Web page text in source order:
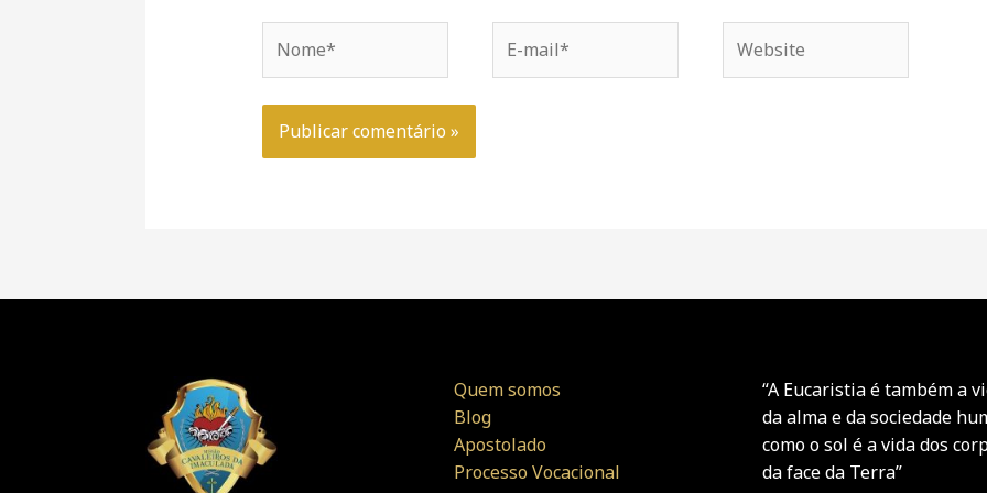
mail*
Quem somos
Blog
Apostolado
Processo Vocacional
“A Eucaristia é também a
da alma e da sociedade
como o sol é a vida dos
da face da Terra”